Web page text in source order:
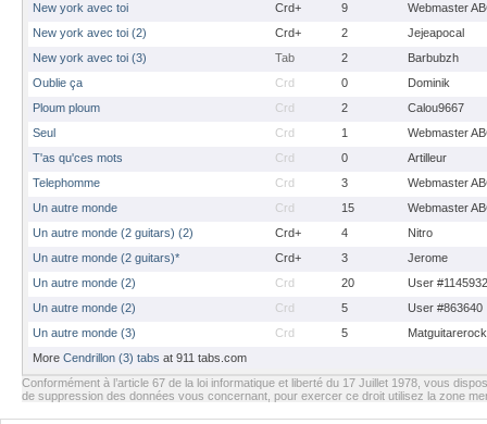
New york avec toi
Crd+ 9
Webmaster
New york avec toi (2)
Crd+ 2
Jejeapocal
New york avec toi (3)
Tab 2
Barbubzh
Oublie ça
Crd 0
Dominik
Ploum ploum
Crd 2
Calou9667
Seul
Crd 1
Webmaster
T'as qu'ces mots
Crd 0
Artilleur
Telephomme
Crd 3
Webmaster
Un autre monde
Crd 15
Webmaster
Un autre monde (2 guitars) (2)
Crd+ 4
Nitro
Un autre monde (2 guitars)*
Crd+ 3
Jerome
Un autre monde (2)
Crd 20
User #1145932
Un autre monde (2)
Crd 5
User #863640
Un autre monde (3)
Crd 5
Matguitarerock
More Cendrillon (3) tabs at 911 tabs.com
Conformément à l’article 67 de la loi informatique et liberté du 17 Juillet 1978, vous
de suppression des données vous concernant, pour exercer ce droit utilisez la zone